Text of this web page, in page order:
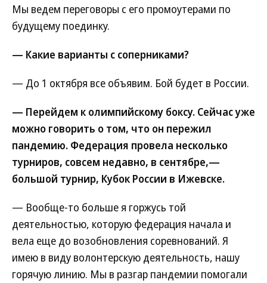
Мы ведем переговоры с его промоутерами по
будущему поединку.
— Какие варианты с соперниками?
— До 1 октября все объявим. Бой будет в России.
— Перейдем к олимпийскому боксу. Сейчас уже
можно говорить о том, что он пережил
пандемию. Федерация провела несколько
турниров, совсем недавно, в сентябре,—
большой турнир, Кубок России в Ижевске.
— Вообще-то больше я горжусь той
деятельностью, которую федерация начала и
вела еще до возобновления соревнований. Я
имею в виду волонтерскую деятельность, нашу
горячую линию. Мы в разгар пандемии помогали